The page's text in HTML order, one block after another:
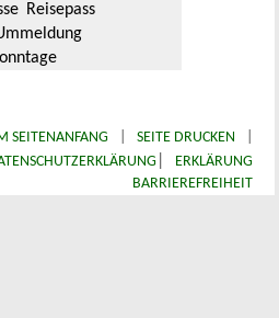
Reisepass
SEITENANFANG SEITE DRUCKEN
|
ERKLÄRUNG
BARRIEREFREIHEIT